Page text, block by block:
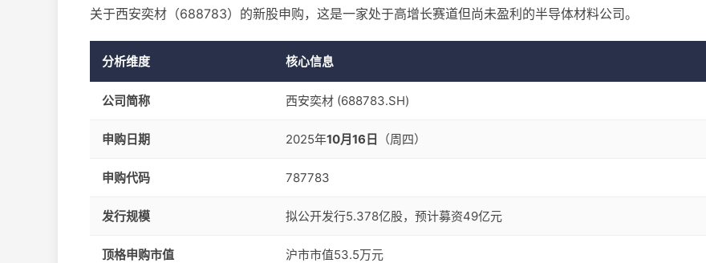
关于西安奕材（688783）的新股申购，这是一家处于高增长赛道但尚未盈利的半导体材料公司。
分析维度 核心信息
公司简称 西安奕材 (688783.SH)
申购日期 2025年10月16日 ​（周四）
申购代码 787783
发行规模 拟公开发行5.378亿股，预计募资49亿元
顶格申购市值 沪市市值53.5万元